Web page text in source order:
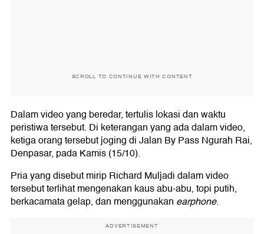
SCROLL TO CONTINUE WITH CONTENT
Dalam video yang beredar, tertulis lokasi dan waktu
peristiwa tersebut. Di keterangan yang ada dalam video,
ketiga orang tersebut joging di Jalan By Pass Ngurah Rai,
Denpasar, pada Kamis (15/10).
Pria yang disebut mirip Richard Muljadi dalam video
tersebut terlihat mengenakan kaus abu-abu, topi putih,
berkacamata gelap, dan menggunakan earphone.
ADVERTISEMENT